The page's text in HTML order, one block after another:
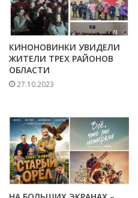
КИНОНОВИНКИ УВИДЕЛИ
ЖИТЕЛИ ТРЕХ РАЙОНОВ
ОБЛАСТИ
27.10.2023